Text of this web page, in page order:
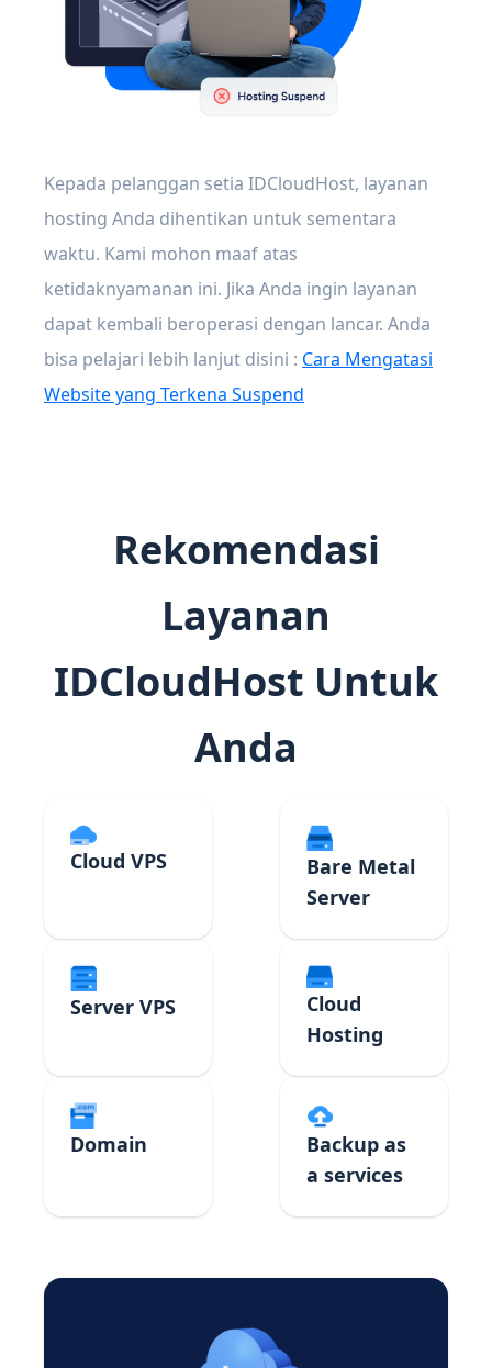
Kepada pelanggan setia IDCloudHost, layanan
hosting Anda dihentikan untuk sementara
waktu. Kami mohon maaf atas
ketidaknyamanan ini. Jika Anda ingin layanan
dapat kembali beroperasi dengan lancar. Anda
bisa pelajari lebih lanjut disini : Cara Mengatasi
Website yang Terkena Suspend
Rekomendasi
Layanan
IDCloudHost Untuk
Anda
Cloud VPS
Bare Metal
Server
Server VPS
Cloud
Hosting
Domain
Backup as
a services